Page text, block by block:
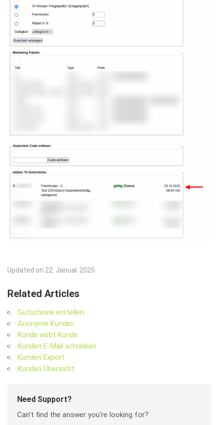
Updated on 22. Januar 2025
Related Articles
Gutscheine erstellen
Anonyme Kunden
Kunde wirbt Kunde
Kunden E-Mail schreiben
Kunden Export
Kunden Übersicht
Need Support?
Can't find the answer you're looking for?